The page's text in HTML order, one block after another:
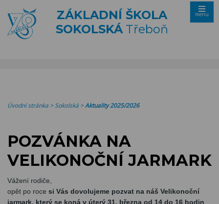
ZÁKLADNÍ ŠKOLA
SOKOLSKÁTřeboň
menu
Úvodní stránka >Sokolská >Aktuality 2025/2026
POZVÁNKA NA
VELIKONOČNÍ JARMARK
Vážení rodiče,
opět po roce si Vás dovolujeme pozvat na náš Velikonoční
jarmark, který se koná v úterý 31. března od 14 do 16 hodin